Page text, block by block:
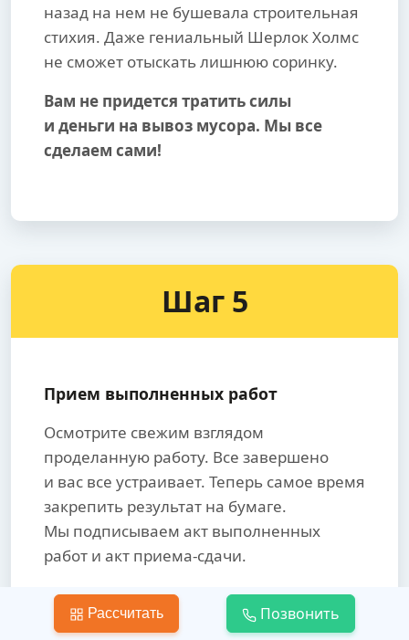
назад на нем не бушевала строительная
стихия. Даже гениальный Шерлок Холмс
не сможет отыскать лишнюю соринку.
Вам не придется тратить силы
и деньги на вывоз мусора. Мы все
сделаем сами!
Шаг 5
Прием выполненных работ
Осмотрите свежим взглядом
проделанную работу. Все завершено
и вас все устраивает. Теперь самое время
закрепить результат на бумаге.
Мы подписываем акт выполненных
работ и акт приема-сдачи.
Только после принятия работы,
производится окончательный расчет.
Рассчитать Позвонить